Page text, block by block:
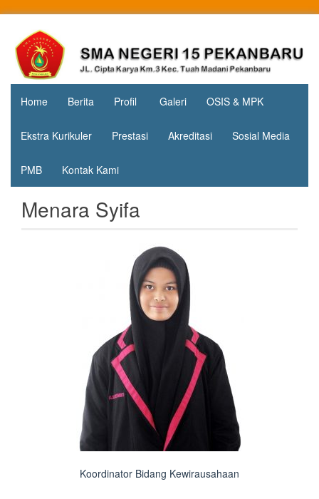
contentSMA
Negeri 15
Pekanbaru
Jl. Cipta
Karya
KM.3, Kec.
Tuah
Madani,
Home Berita Profil Galeri OSIS & MPK
Ekstra Kurikuler Prestasi Akreditasi Sosial Media
PMB Kontak Kami
Menara Syifa
Koordinator Bidang Kewirausahaan